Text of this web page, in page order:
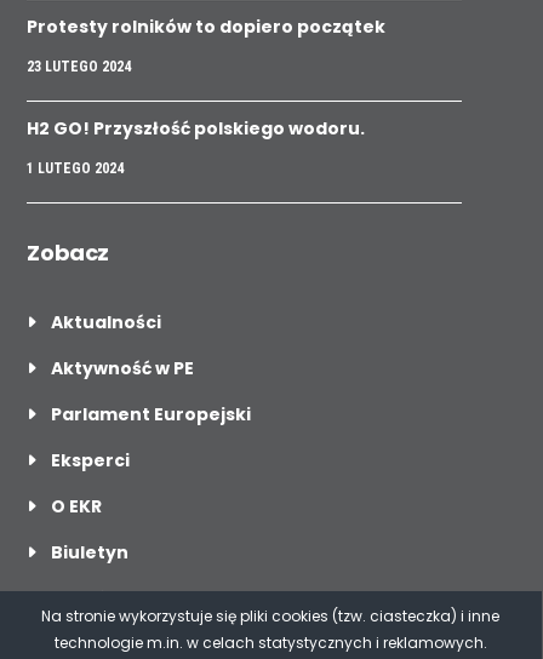
Protesty rolników to dopiero początek
23 LUTEGO 2024
H2 GO! Przyszłość polskiego wodoru.
1 LUTEGO 2024
Zobacz
Aktualności
Aktywność w PE
Parlament Europejski
Eksperci
O EKR
Biuletyn
O mnie
Dla mediów
Na stronie wykorzystuje się pliki cookies (tzw. ciasteczka) i inne
technologie m.in. w celach statystycznych i reklamowych.